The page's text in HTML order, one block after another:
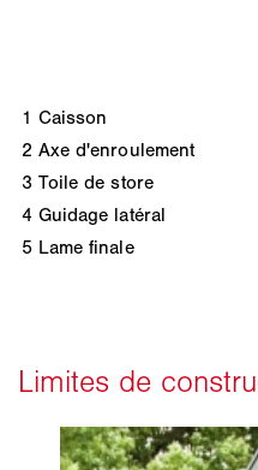
1 Caisson
2 Axe d'enroulement
3 Toile de store
4 Guidage latéral
5 Lame finale